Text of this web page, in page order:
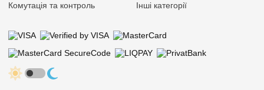
Комутація та контроль
Інші категорії